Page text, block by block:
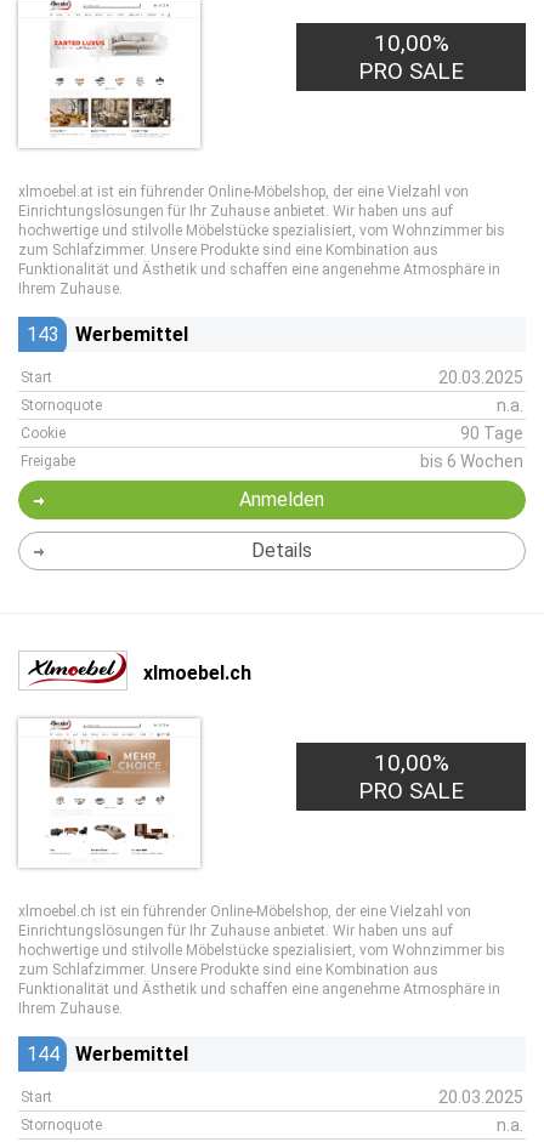
10,00%
PRO SALE
xlmoebel.at ist ein führender Online-Möbelshop, der eine Vielzahl von
Einrichtungslösungen für Ihr Zuhause anbietet. Wir haben uns auf
hochwertige und stilvolle Möbelstücke spezialisiert, vom Wohnzimmer bis
zum Schlafzimmer. Unsere Produkte sind eine Kombination aus
Funktionalität und Ästhetik und schaffen eine angenehme Atmosphäre in
Ihrem Zuhause.
143 Werbemittel
Start 20.03.2025
Stornoquote n.a.
Cookie 90 Tage
Freigabe bis 6 Wochen
Anmelden
Details
xlmoebel.ch
10,00%
PRO SALE
xlmoebel.ch ist ein führender Online-Möbelshop, der eine Vielzahl von
Einrichtungslösungen für Ihr Zuhause anbietet. Wir haben uns auf
hochwertige und stilvolle Möbelstücke spezialisiert, vom Wohnzimmer bis
zum Schlafzimmer. Unsere Produkte sind eine Kombination aus
Funktionalität und Ästhetik und schaffen eine angenehme Atmosphäre in
Ihrem Zuhause.
144 Werbemittel
Start 20.03.2025
Stornoquote n.a.